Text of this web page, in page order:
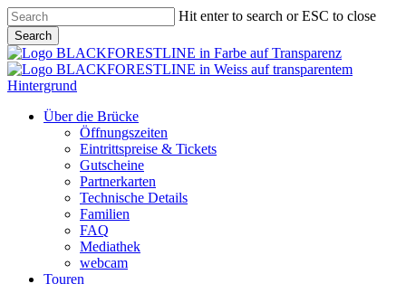
Skip
to
main
content
Hit enter to search or ESC to close
Search
Close
Search
Menu
Über die Brücke
Öffnungszeiten
Eintrittspreise & Tickets
Gutscheine
Partnerkarten
Technische Details
Familien
FAQ
Mediathek
webcam
Touren